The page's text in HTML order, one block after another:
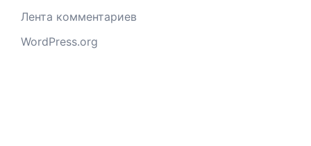
Лента комментариев
WordPress.org